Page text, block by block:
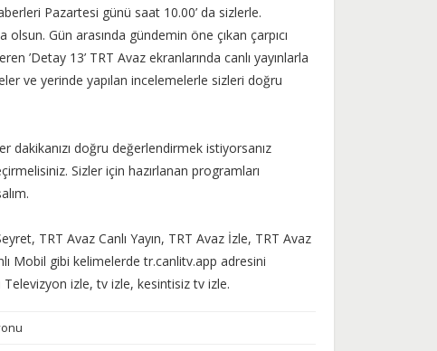
Pazartesi günü saat 10.00’ da sizlerle.
olsun. Gün arasında gündemin öne çıkan çarpıcı
’Detay 13’ TRT Avaz ekranlarında canlı yayınlarla
ve yerinde yapılan incelemelerle sizleri doğru
dakikanızı doğru değerlendirmek istiyorsanız
Sizler için hazırlanan programları
TRT Avaz Canlı Yayın, TRT Avaz İzle, TRT Avaz
Mobil gibi kelimelerde tr.canlitv.app adresini
Televizyon izle, tv izle, kesintisiz tv izle.